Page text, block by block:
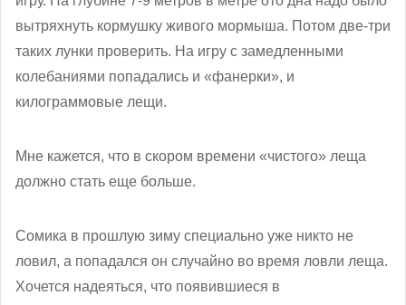
вытряхнуть кормушку живого мормыша. Потом две-три
таких лунки проверить. На игру с замедленными
колебаниями попадались и «фанерки», и
килограммовые лещи.
Мне кажется, что в скором времени «чистого» леща
должно стать еще больше.
Сомика в прошлую зиму специально уже никто не
ловил, а попадался он случайно во время ловли леща.
Хочется надеяться, что появившиеся в